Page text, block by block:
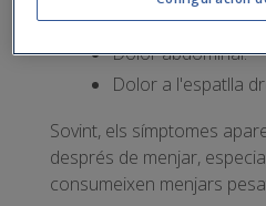
Nàusees i vòmits.
Dolor abdominal.
Dolor a l'espatlla
Sovint, els símptomes
després de menjar,
consumeixen menjars